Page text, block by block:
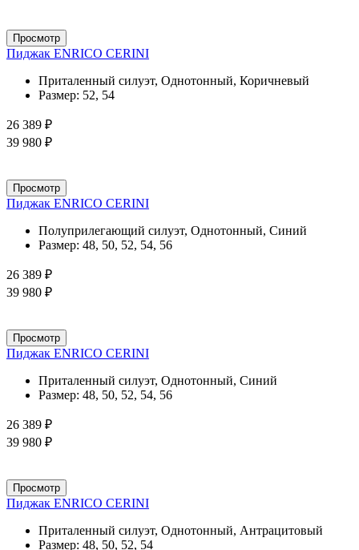
Просмотр
Пиджак ENRICO CERINI
Приталенный силуэт, Однотонный, Коричневый
Размер: 52, 54
26 389 ₽
39 980 ₽
Просмотр
Пиджак ENRICO CERINI
Полуприлегающий силуэт, Однотонный, Синий
Размер: 48, 50, 52, 54, 56
26 389 ₽
39 980 ₽
Просмотр
Пиджак ENRICO CERINI
Приталенный силуэт, Однотонный, Синий
Размер: 48, 50, 52, 54, 56
26 389 ₽
39 980 ₽
Просмотр
Пиджак ENRICO CERINI
Приталенный силуэт, Однотонный, Антрацитовый
Размер: 48, 50, 52, 54